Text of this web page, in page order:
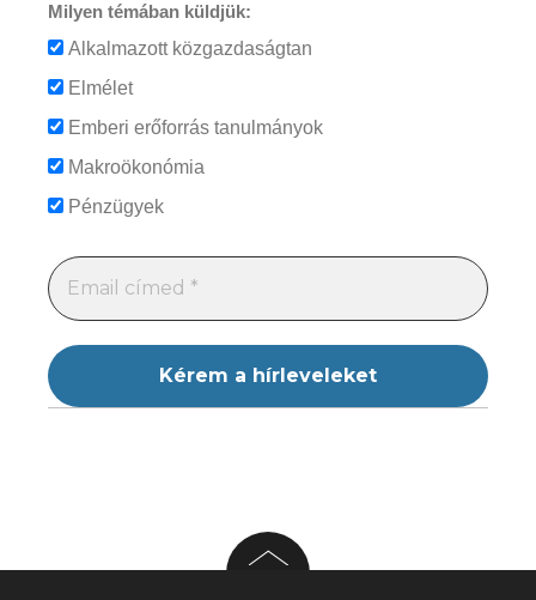
Milyen témában küldjük:
Alkalmazott közgazdaságtan
Elmélet
Emberi erőforrás tanulmányok
Makroökonómia
Pénzügyek